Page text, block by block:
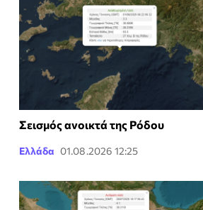
Σεισμός ανοικτά της Ρόδου
Ελλάδα 01.08.2026 12:25